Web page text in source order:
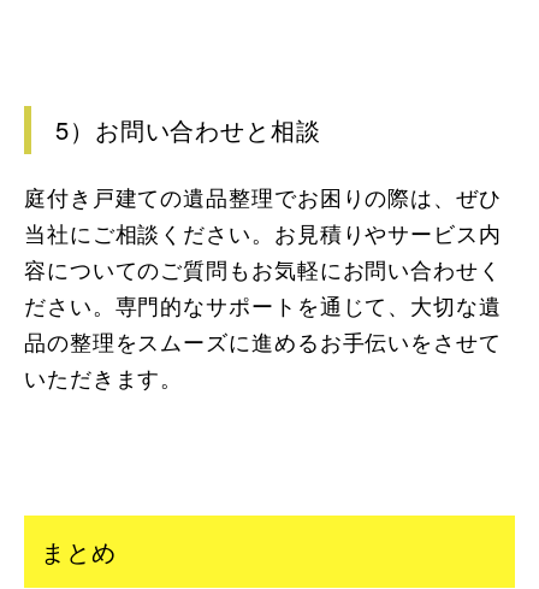
5）お問い合わせと相談
庭付き戸建ての遺品整理でお困りの際は、ぜひ
当社にご相談ください。お見積りやサービス内
容についてのご質問もお気軽にお問い合わせく
ださい。専門的なサポートを通じて、大切な遺
品の整理をスムーズに進めるお手伝いをさせて
いただきます。
まとめ